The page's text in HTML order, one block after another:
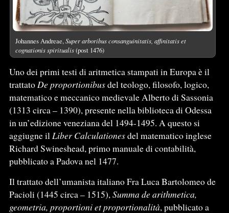
Johannes Andreae,Super arboribus consanguinitatis, affinitatis et
cognationis spiritualis(post 1476)
Uno dei primi testi di aritmetica stampati in Europa è il
trattatoDe proportionibusdel teologo, filosofo, logico,
matematico e meccanico medievale Alberto di Sassonia
(1313 circa – 1390), presente nella biblioteca di Odessa
in un’edizione veneziana del 1494-1495. A questo si
aggiugne ilLiber Calculationesdel matematico inglese
Richard Swineshead, primo manuale di contabilità,
pubblicato a Padova nel 1477.
Il trattato dell’umanista italiano Fra Luca Bartolomeo de
Pacioli (1445 circa – 1515),Summa de arithmetica,
geometria, proportioni et proportionalità, pubblicato a